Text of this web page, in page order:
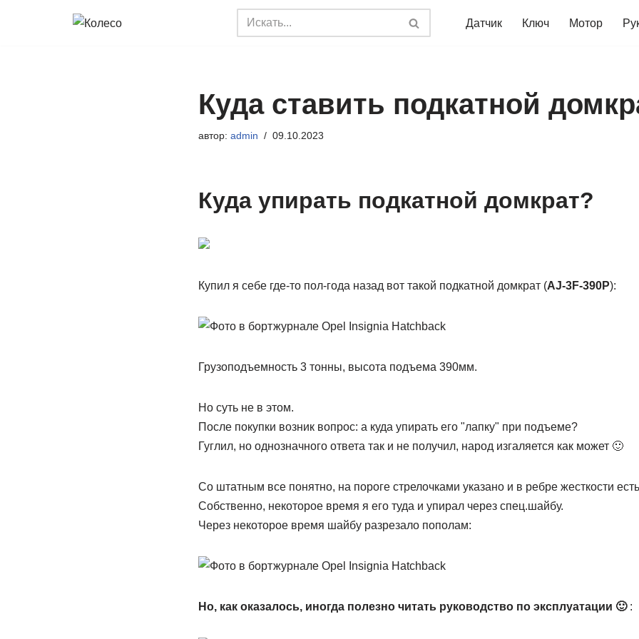
Датчик Ключ Мотор
Куда ставить подкатной
автор: admin 09.10.2023
Куда упирать подкатной домкрат?
Купил я себе где-то пол-года назад вот такой подкатной домкрат (AJ-3F-390P):
Грузоподъемность 3 тонны, высота подъема 390мм.
Но суть не в этом.
После покупки возник вопрос: а куда упирать его "лапку" при подъеме?
Гуглил, но однозначного ответа так и не получил, народ изгаляется как может 🙂
Со штатным все понятно, на пороге стрелочками указано и в ребре жесткости
Собственно, некоторое время я его туда и упирал через спец.шайбу.
Через некоторое время шайбу разрезало пополам:
Но, как оказалось, иногда полезно читать руководство по эксплуатации 🙂: